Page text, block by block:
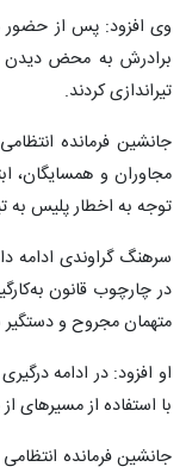
وی افزود: پس از حضور
برادرش به محض دیدن
تیراندازی کردند.
جانشین فرمانده
مجاوران و همسایگان،
توجه به اخطار پلیس به
سرهنگ گراوندی ادامه
در چارچوب قانون
متهمان مجروح و
او افزود: در ادامه
با استفاده از مسیرهای
جانشین فرمانده